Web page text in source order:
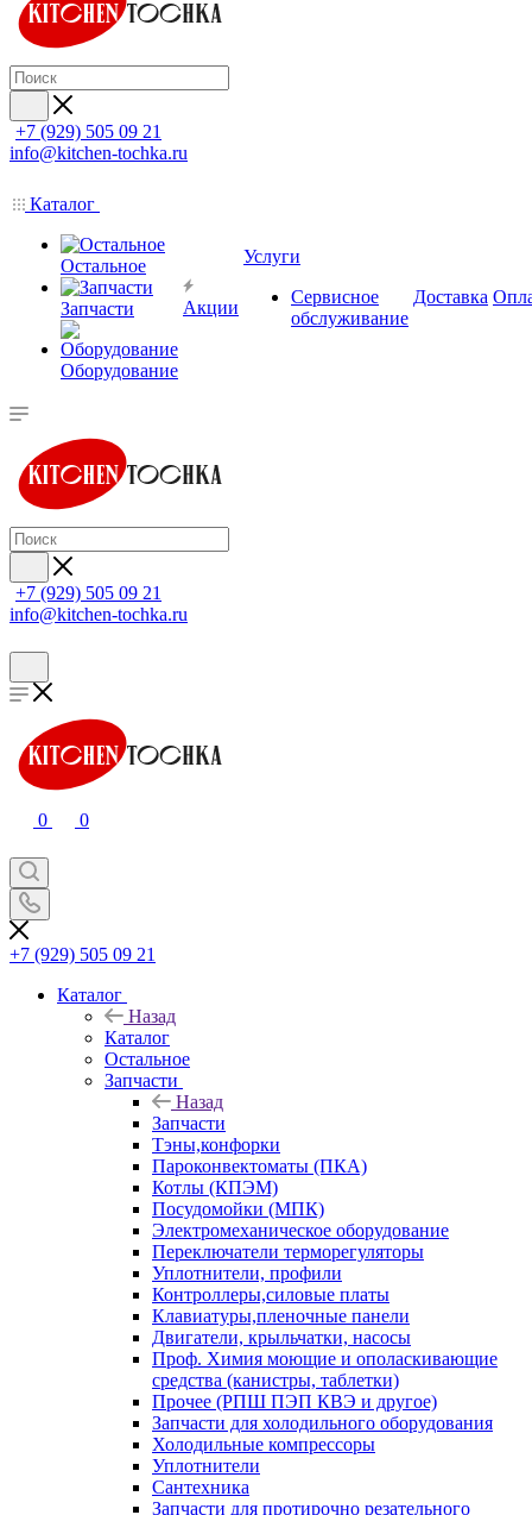
+7 (929) 505 09 21
info@kitchen-tochka.ru
Каталог
Остальное
Запчасти
Оборудование
Акции
Услуги
Сервисное
обслуживание
Доставка
+7 (929) 505 09 21
info@kitchen-tochka.ru
0 0
+7 (929) 505 09 21
Каталог
Назад
Каталог
Остальное
Запчасти
Назад
Запчасти
Тэны,конфорки
Пароконвектоматы (ПКА)
Котлы (КПЭМ)
Посудомойки (МПК)
Электромеханическое оборудование
Переключатели терморегуляторы
Уплотнители, профили
Контроллеры,силовые платы
Клавиатуры,пленочные панели
Двигатели, крыльчатки, насосы
Проф. Химия моющие и ополаскивающие
средства (канистры, таблетки)
Прочее (РПШ ПЭП КВЭ и другое)
Запчасти для холодильного оборудования
Холодильные компрессоры
Уплотнители
Сантехника
Запчасти для протирочно резательного